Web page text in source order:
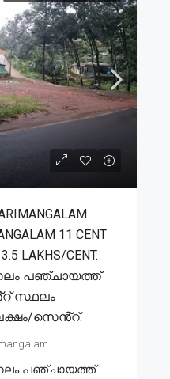
11 CENT
LAKHS/CENT.
പഞ്ചായത്ത്
സ്ഥലം
സെൻ്റ്.
പഞ്ചായത്ത്